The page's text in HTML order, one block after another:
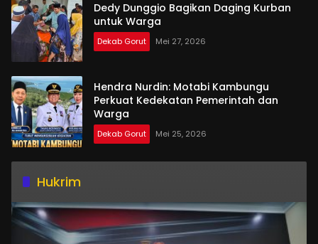
Dedy Dunggio Bagikan Daging Kurban
untuk Warga
Dekab Gorut Mei 27, 2026
Hendra Nurdin: Motabi Kambungu
Perkuat Kedekatan Pemerintah dan
Warga
Dekab Gorut Mei 25, 2026
Hukrim